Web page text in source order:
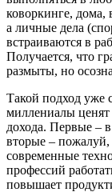
коворкинге,
а личные дела
встраиваются в
Получается, что
размыты, но
Такой подход уже
миллениалы ценят
дохода. Первые –
вторые –
современные
профессий
повышает